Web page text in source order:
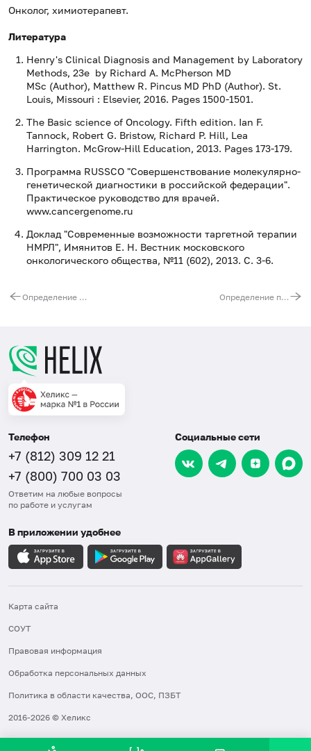
Онколог, химиотерапевт.
Литература
Henry's Clinical Diagnosis and Management by Laboratory
Methods, 23e by Richard A. McPherson MD
MSc (Author), Matthew R. Pincus MD PhD (Author). St.
Louis, Missouri : Elsevier, 2016. Pages 1500-1501.
The Basic science of Oncology. Fifth edition. Ian F.
Tannock, Robert G. Bristow, Richard P. Hill, Lea
Harrington. McGrow-Hill Education, 2013. Pages 173-179.
Программа RUSSCO "Совершенствование молекулярно-
генетической диагностики в российской федерации".
Практическое руководство для врачей.
www.cancergenome.ru
Доклад "Современные возможности таргетной терапии
НМРЛ", Имянитов Е. Н. Вестник московского
онкологического общества, №11 (602), 2013. С. 3-6.
Определение мутации гена BRAF в тканях опухолей Определение перестройки гена ALK при раке легкого методом ИГХ
Телефон
+7 (812) 309 12 21
+7 (800) 700 03 03
Ответим на любые вопросы
по работе и услугам
Социальные сети
В приложении удобнее
Карта сайта
СОУТ
Правовая информация
Обработка персональных данных
Политика в области качества, ООС, ПЗБТ
2016-2026 © Хеликс